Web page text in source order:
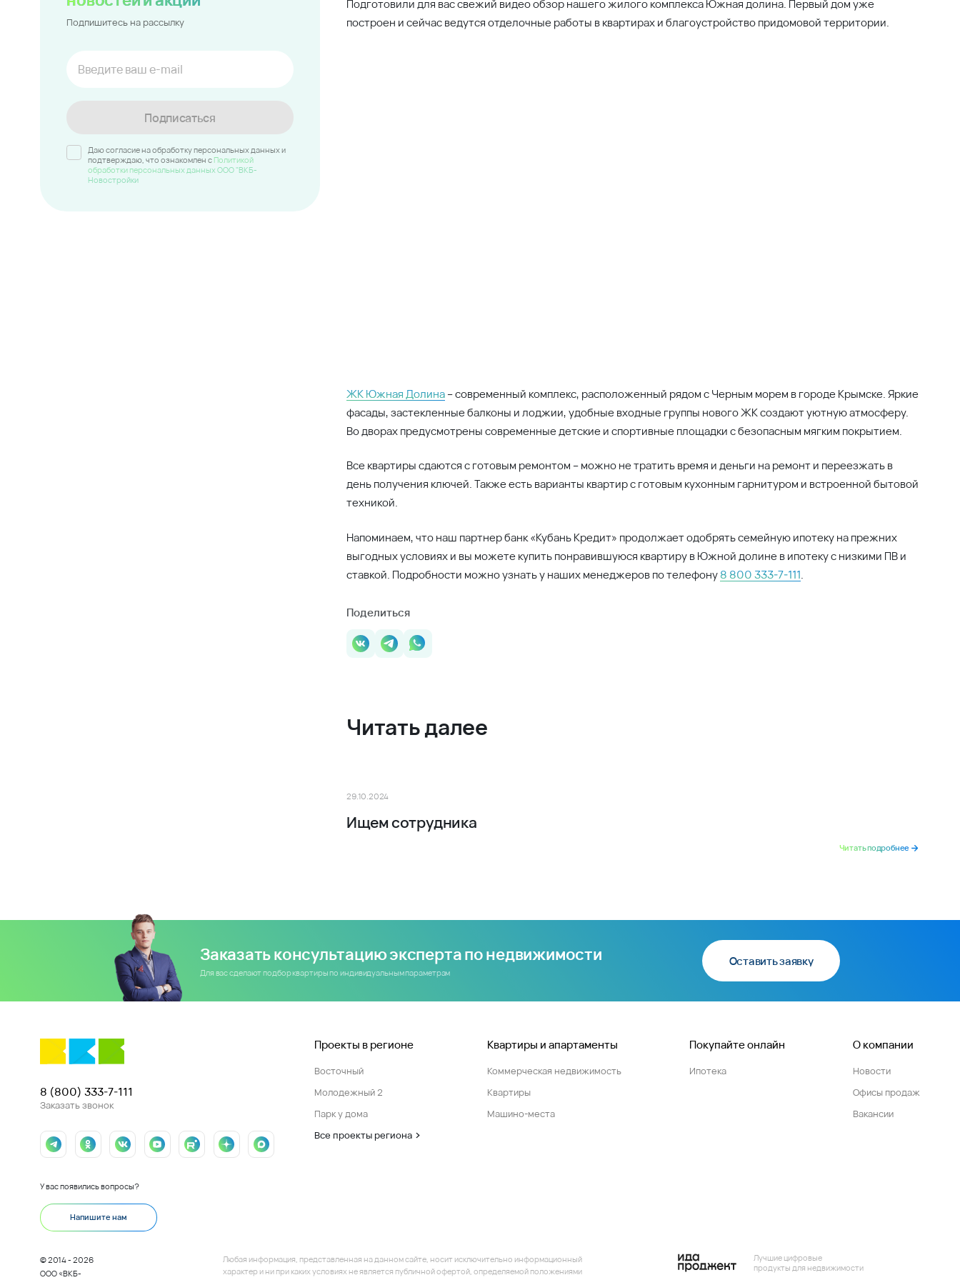
Подпишитесь на рассылку
Подписаться
Даю согласие на обработку персональных данных и
подтверждаю, что ознакомлен c Политикой
обработки персональных данных ООО "ВКБ-
Новостройки
Подготовили для вас свежий видео обзор нашего жилого комплекса Южная долина. Первый дом уже
построен и сейчас ведутся отделочные работы в квартирах и благоустройство придомовой территории.
ЖК Южная Долина – современный комплекс, расположенный рядом с Черным морем в городе Крымске. Яркие
фасады, застекленные балконы и лоджии, удобные входные группы нового ЖК создают уютную атмосферу.
Во дворах предусмотрены современные детские и спортивные площадки с безопасным мягким покрытием.
Все квартиры сдаются с готовым ремонтом – можно не тратить время и деньги на ремонт и переезжать в
день получения ключей. Также есть варианты квартир с готовым кухонным гарнитуром и встроенной бытовой
техникой.
Напоминаем, что наш партнер банк «Кубань Кредит» продолжает одобрять семейную ипотеку на прежних
выгодных условиях и вы можете купить понравившуюся квартиру в Южной долине в ипотеку с низкими ПВ и
ставкой. Подробности можно узнать у наших менеджеров по телефону 8 800 333-7-111
Поделиться
Читать далее
29.10.2024
Ищем сотрудника
Читать подробнее
Заказать консультацию эксперта по недвижимости
Для вас сделают подбор квартиры по индивидуальным параметрам
Оставить заявку
8 (800) 333-7-111
Заказать звонок
У вас появились вопросы?
Напишите нам
Проекты в регионе
Восточный
Молодежный 2
Парк у дома
Все проекты региона
Квартиры и апартаменты
Коммерческая недвижимость
Квартиры
Машино-места
Покупайте онлайн
Ипотека
О компании
Новости
Офисы продаж
Вакансии
© 2014 - 2026
ООО «ВКБ-
Любая информация, представленная на данном сайте, носит исключительно информационный
характер и ни при каких условиях не является публичной офертой, определяемой положениями
Лучшие цифровые
продукты для недвижимости